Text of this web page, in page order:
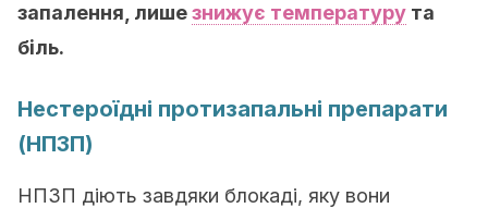
запалення, лишезнижує температуру та
біль.
Нестероїдні протизапальні препарати
(НПЗП)
НПЗП діють завдяки блокаді, яку вони